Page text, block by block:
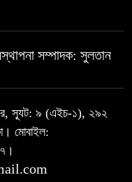
কারসাজির প্রমাণ
জন্য সুস্থ পরিবেশ চান
সম্পাদক: সুলতান
স্যূট: ৯ (এইচ-১), ২৯২
মোবাইল: